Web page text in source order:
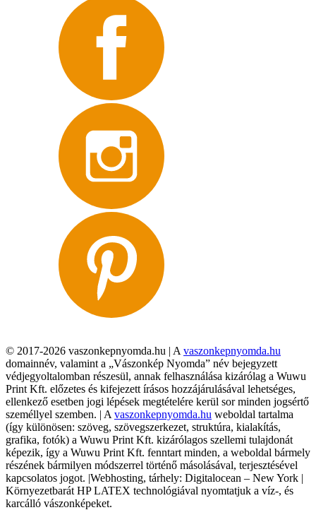
© 2017-2026 vaszonkepnyomda.hu | A vaszonkepnyomda.hu
domainnév, valamint a „Vászonkép Nyomda” név bejegyzett
védjegyoltalomban részesül, annak felhasználása kizárólag a Wuwu
Print Kft. előzetes és kifejezett írásos hozzájárulásával lehetséges,
ellenkező esetben jogi lépések megtételére kerül sor minden jogsértő
személlyel szemben. | A vaszonkepnyomda.hu weboldal tartalma
(így különösen: szöveg, szövegszerkezet, struktúra, kialakítás,
grafika, fotók) a Wuwu Print Kft. kizárólagos szellemi tulajdonát
képezik, így a Wuwu Print Kft. fenntart minden, a weboldal bármely
részének bármilyen módszerrel történő másolásával, terjesztésével
kapcsolatos jogot. |Webhosting, tárhely: Digitalocean – New York |
Környezetbarát HP LATEX technológiával nyomtatjuk a víz-, és
karcálló vászonképeket.